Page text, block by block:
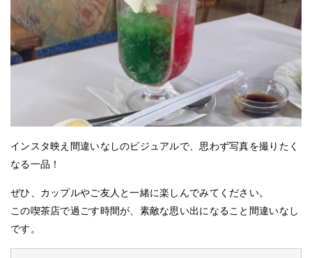
インスタ映え間違いなしのビジュアルで、思わず写真を撮りたく
なる一品！
ぜひ、カップルやご友人と一緒に楽しんでみてください。
この喫茶店で過ごす時間が、素敵な思い出になること間違いなし
です。